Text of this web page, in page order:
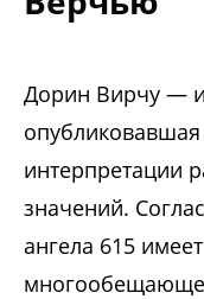
Дорин Вирчу —
интерпретации
значений.
ангела 615